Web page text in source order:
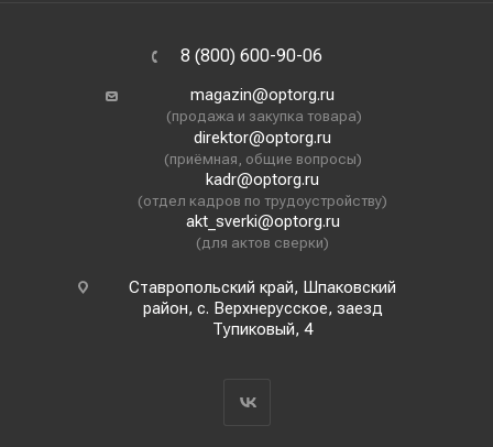
8 (800) 600-90-06
magazin@optorg.ru
(продажа и закупка товара)
direktor@optorg.ru
(приёмная, общие вопросы)
kadr@optorg.ru
(отдел кадров по трудоустройству)
akt_sverki@optorg.ru
(для актов сверки)
Ставропольский край, Шпаковский
район, с. Верхнерусское, заезд
Тупиковый, 4